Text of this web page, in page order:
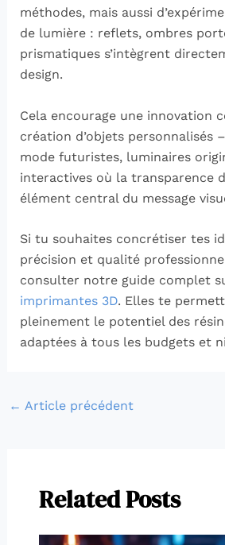
méthodes, mais aussi
de lumière : reflets, ombres
prismatiques s’intègrent
design.
Cela encourage une innovation
création d’objets personnalisés
mode futuristes, luminaires
interactives où la transparence
élément central du message
Si tu souhaites concrétiser tes
précision et qualité
consulter notre guide complet
imprimantes 3D. Elles te
pleinement le potentiel des
adaptées à tous les budgets et
← Article précédent
Related Posts